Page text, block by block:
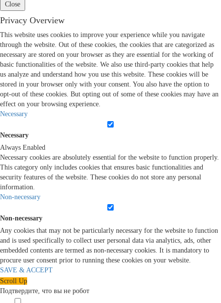
Close
Privacy Overview
This website uses cookies to improve your experience while you navigate
through the website. Out of these cookies, the cookies that are categorized as
necessary are stored on your browser as they are essential for the working of
basic functionalities of the website. We also use third-party cookies that help
us analyze and understand how you use this website. These cookies will be
stored in your browser only with your consent. You also have the option to
opt-out of these cookies. But opting out of some of these cookies may have an
effect on your browsing experience.
Necessary
Necessary
Always Enabled
Necessary cookies are absolutely essential for the website to function properly.
This category only includes cookies that ensures basic functionalities and
security features of the website. These cookies do not store any personal
information.
Non-necessary
Non-necessary
Any cookies that may not be particularly necessary for the website to function
and is used specifically to collect user personal data via analytics, ads, other
embedded contents are termed as non-necessary cookies. It is mandatory to
procure user consent prior to running these cookies on your website.
SAVE & ACCEPT
Scroll Up
Подтвердите, что вы не робот